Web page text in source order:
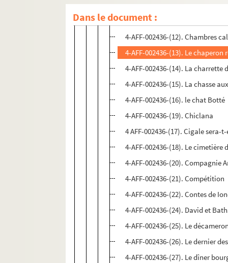
Dans le document :4-AFF-002436-(11). C'est quoi
4-AFF-002436-(12). Chambres
4-AFF-002436-(13). Le chaperon
4-AFF-002436-(14). La charrette
4-AFF-002436-(15). La chasse
4-AFF-002436-(16). le chat Botté
4-AFF-002436-(19). Chiclana
4 AFF-002436-(17). Cigale sera-
4-AFF-002436-(18). Le cimetière
4-AFF-002436-(20). Compagnie
4-AFF-002436-(21). Compétition
4-AFF-002436-(22). Contes de
4-AFF-002436-(24). David et
4-AFF-002436-(25). Le
4-AFF-002436-(26). Le dernier
4-AFF-002436-(27). Le dîner